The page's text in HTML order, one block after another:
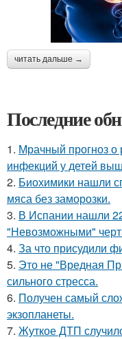
читать дальше →
Последние
1. Мрачный прогноз о
инфекций у детей
2. Биохимики нашли
мяса без заморозки.
3. В Испании нашли
"Невозможными"
4. За что присудили
5. Это не "Вредная
сильного стресса.
6. Получен самый
экзопланеты.
7. Жуткое ДТП